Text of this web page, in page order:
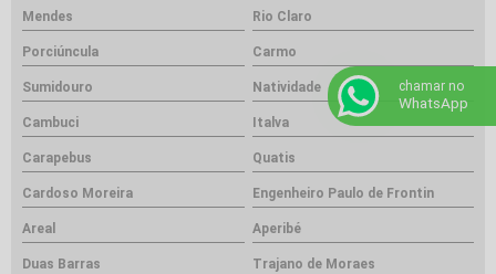
Mendes Rio Claro
Porciúncula Carmo
Sumidouro Natividade
Cambuci Italva
Carapebus Quatis
Cardoso Moreira Engenheiro Paulo de Frontin
Areal Aperibé
Duas Barras Trajano de Moraes
chamar no
WhatsApp